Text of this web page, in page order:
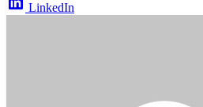
LinkedIn